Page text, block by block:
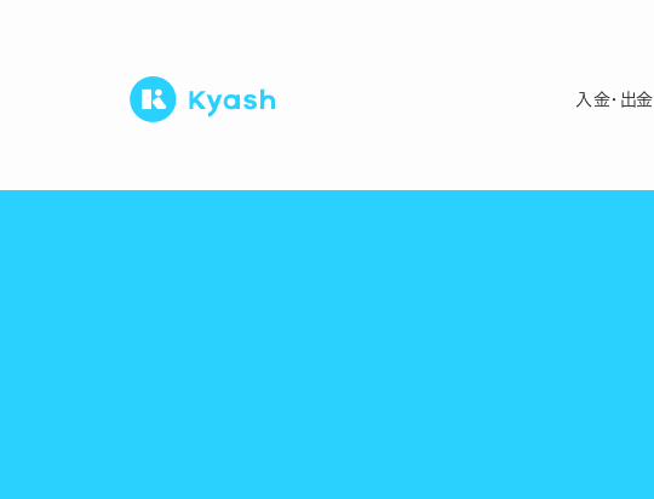
入金・出金